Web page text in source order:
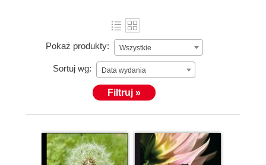
Pokaż produkty: Wszystkie
Sortuj wg: Data wydania
Filtruj »